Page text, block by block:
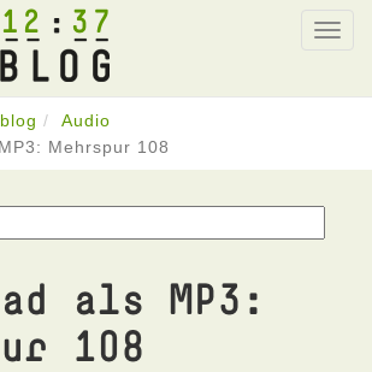
12 37
Audio
Mehrspur 108
als MP3:
108